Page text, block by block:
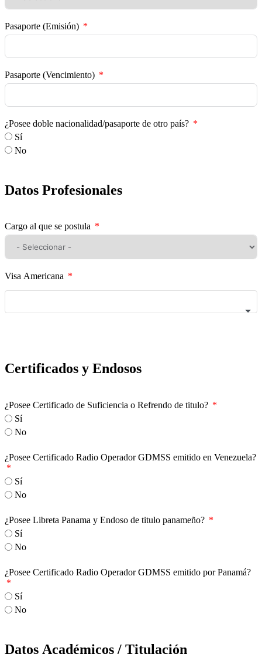
Pasaporte (Emisión)
Pasaporte (Vencimiento)
¿Posee doble nacionalidad/pasaporte de otro país?
Sí
No
Datos Profesionales
Cargo al que se postula
Visa Americana
Certificados y Endosos
¿Posee Certificado de Suficiencia o Refrendo de titulo?
Sí
No
¿Posee Certificado Radio Operador GDMSS emitido en Venezuela?
Sí
No
¿Posee Libreta Panama y Endoso de titulo panameño?
Sí
No
¿Posee Certificado Radio Operador GDMSS emitido por Panamá?
Sí
No
Datos Académicos / Titulación